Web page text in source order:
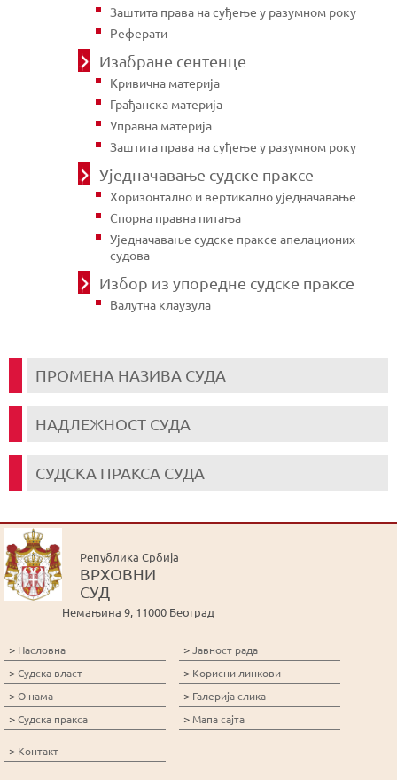
Заштита права на суђење у разумном року
Реферати
Изабране сентенце
Кривична материја
Грађанска материја
Управна материја
Заштита права на суђење у разумном року
Уједначавање судске праксе
Хоризонтално и вертикално уједначавање
Спорна правна питања
Уједначавање судске праксе апелационих
судова
Избор из упоредне судске праксе
Валутна клаузула
ПРОМЕНА НАЗИВА СУДА
НАДЛЕЖНОСТ СУДА
СУДСКА ПРАКСА СУДА
Република Србија
ВРХОВНИ
СУД
Немањина 9, 11000 Београд
> Насловна
>Судска власт
>О нама
>Судска пракса
>Јавност рада
> Корисни линкови
> Галерија слика
>Мапа сајта
> Контакт